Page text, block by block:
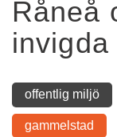
Råneå
invigda
offentlig miljö
gammelstad